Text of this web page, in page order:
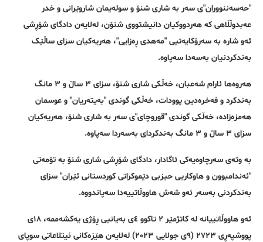
"حەسەننووران"ی سەر بە شاری شنۆ و سولەیمان شاروێرانی و خدر
عەبدوڵڵاهی کە هەردووکیان دانیشتووی شنۆن، لەلایەن دادگای شۆڕشی
ئەو شارە بە سەرۆکایەتیی "مەهدی ڕەزایی"، هەریەکیان سزای ساڵێک
بەندکردنیان بەسەدا سەپاوە.
هەروەها ئارام شەعبان، خەڵکی شاری شنۆ، سزای ٣ ساڵ و ٣ مانگ
بەندکرد و فەخرەدین پوودات، خەڵکی گوندی "بەیتەریان" و عوسمان
هەمزەزادە، خەڵکی گوندی "قوروچای"ی سەر بە شاری شنۆ، هەریەکیان
سزای ٣ ساڵ و ٣ مانگ بەندکردای بەسەردا سەپاوە.
بە وتەی سەرچاوەیەکی ئاگادار، دادگای شۆڕشی شاری شنۆ بە تۆمەتی
"ئەندامبوون و هاوکاریی حیزبی دێموکراتی کوردستانی ئێران" سزای
بەندکردنی بەسەر ئەو شەش هاووڵاتییەدا سەپاندووە.
ئەو هاووڵاتییانە لە کاتژمێر ٢ تاکوو ٤ی بەیانیی ڕۆژی یەکشەممە، ١٨ی
پووشپەڕی ٢٧٢٣ (٩ی جولایی ٢٠٢٣) لەلایەن هێزەکانی ئیتلاعاتی سوپای